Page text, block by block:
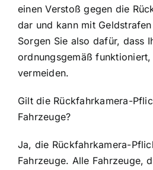
einen Verstoß gegen die
dar und kann mit
Sorgen Sie also dafür, dass
ordnungsgemäß
vermeiden.
Gilt die Rückfahrkamera-
Fahrzeuge?
Ja, die Rückfahrkamera-
Fahrzeuge. Alle Fahrzeuge,